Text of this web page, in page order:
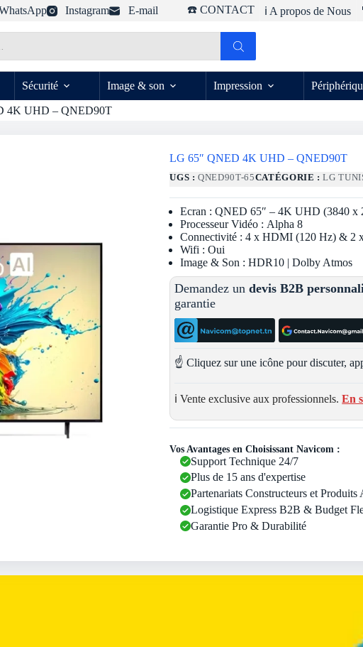
Instagram E-mail ☎️ CONTACT ℹ️ A propos de Nous
Sécurité Image & son Impression
4K UHD – QNED90T
LG 65″ QNED 4K UHD – QNED90T
UGS :QNED90T-65CATÉGORIE :LG
Ecran : QNED 65″ – 4K UHD (3840 x
Processeur Vidéo : Alpha 8
Connectivité : 4 x HDMI (120 Hz) & 2
Wifi : Oui
Image & Son : HDR10 | Dolby Atmos
Demandez undevis B2B
garantie
☝️ Cliquez sur une icône pour discuter,
ℹ️ Vente exclusive aux professionnels.En
Vos Avantages en Choisissant Navicom :
Support Technique 24/7
Plus de 15 ans d'expertise
Partenariats Constructeurs et Produits
Logistique Express B2B & Budget
Garantie Pro & Durabilité